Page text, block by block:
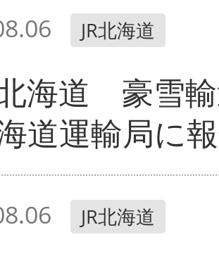
JR北海道
海道 豪雪
道運輸局に
JR北海道